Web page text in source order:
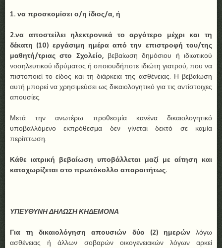
1. να προσκομίσει ο/η ίδιος/α, ή
2.να αποστείλει ηλεκτρονικά το αργότερο μέχρι και τη
δέκατη (10) εργάσιμη ημέρα από την επιστροφή του/της
μαθητή/τριας στο Σχολείο,βεβαίωση δημόσιου ή ιδιωτικού
νοσηλευτικού ιδρύματος ή οποιουδήποτε ιδιώτη γιατρού, που να
πιστοποιεί το είδος και τη διάρκεια της ασθένειας. Η βεβαίωση
αυτή μπορεί να χρησιμεύσει ως δικαιολογητικό για τις αντίστοιχες
απουσίες.
Μετά την ανωτέρω προθεσμία κανένα δικαιολογητικό
υποβαλλόμενο εκπρόθεσμα δεν γίνεται δεκτό σε καμία
περίπτωση.
Κάθε ιατρική βεβαίωση υποβάλλεται μαζί με αίτηση και
καταχωρίζεται στο πρωτόκολλο απαραιτήτως.
ΥΠΕΥΘΥΝΗ ΔΗΛΩΣΗ ΚΗΔΕΜΟΝΑ
Για τη δικαιολόγηση απουσιών δύο (2) ημερών λόγω
ασθένειας ή άλλων σοβαρών οικογενειακών λόγων αρκεί